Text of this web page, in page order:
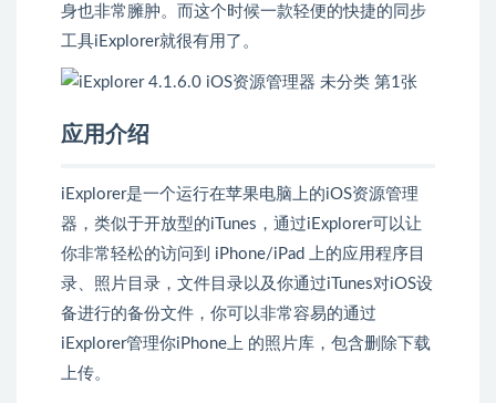
身也非常臃肿。而这个时候一款轻便的快捷的同步
工具iExplorer就很有用了。
应用介绍
iExplorer是一个运行在苹果电脑上的iOS资源管理
器，类似于开放型的iTunes，通过iExplorer可以让
你非常轻松的访问到 iPhone/iPad 上的应用程序目
录、照片目录，文件目录以及你通过iTunes对iOS设
备进行的备份文件，你可以非常容易的通过
iExplorer管理你iPhone上 的照片库，包含删除下载
上传。